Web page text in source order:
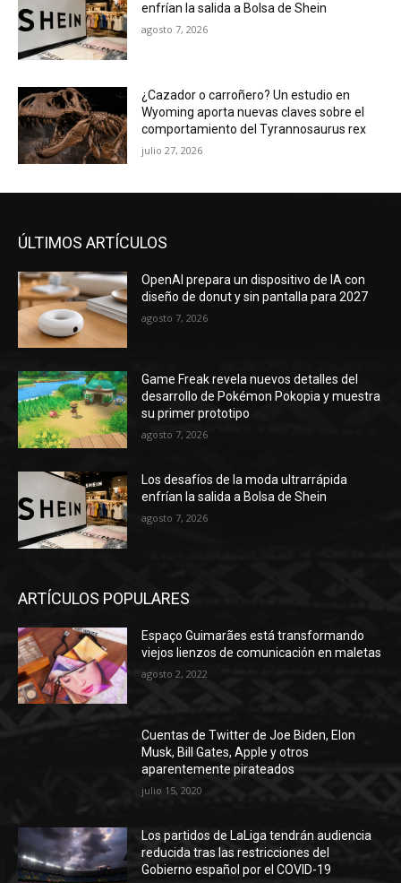
enfrían la salida a Bolsa de Shein
agosto 7, 2026
¿Cazador o carroñero? Un estudio en
Wyoming aporta nuevas claves sobre el
comportamiento del Tyrannosaurus rex
julio 27, 2026
ÚLTIMOS ARTÍCULOS
OpenAI prepara un dispositivo de IA con
diseño de donut y sin pantalla para 2027
agosto 7, 2026
Game Freak revela nuevos detalles del
desarrollo de Pokémon Pokopia y muestra
su primer prototipo
agosto 7, 2026
Los desafíos de la moda ultrarrápida
enfrían la salida a Bolsa de Shein
agosto 7, 2026
ARTÍCULOS POPULARES
Espaço Guimarães está transformando
viejos lienzos de comunicación en maletas
agosto 2, 2022
Cuentas de Twitter de Joe Biden, Elon
Musk, Bill Gates, Apple y otros
aparentemente pirateados
julio 15, 2020
Los partidos de LaLiga tendrán audiencia
reducida tras las restricciones del
Gobierno español por el COVID-19